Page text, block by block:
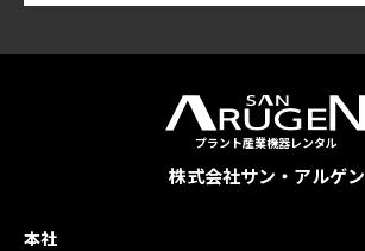
プラント産業機器レンタル
株式会社サン・アルゲン
本社